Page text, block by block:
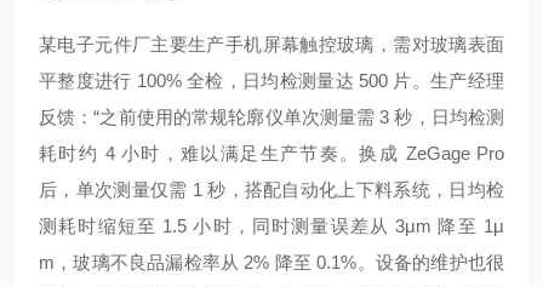
某电子元件厂主要生产手机屏幕触控玻璃，需对玻璃表面
平整度进行 100% 全检，日均检测量达 500 片。生产经理
反馈：“之前使用的常规轮廓仪单次测量需 3 秒，日均检测
耗时约 4 小时，难以满足生产节奏。换成 ZeGage Pro
后，单次测量仅需 1 秒，搭配自动化上下料系统，日均检
测耗时缩短至 1.5 小时，同时测量误差从 3μm 降至 1μ
m，玻璃不良品漏检率从 2% 降至 0.1%。设备的维护也很